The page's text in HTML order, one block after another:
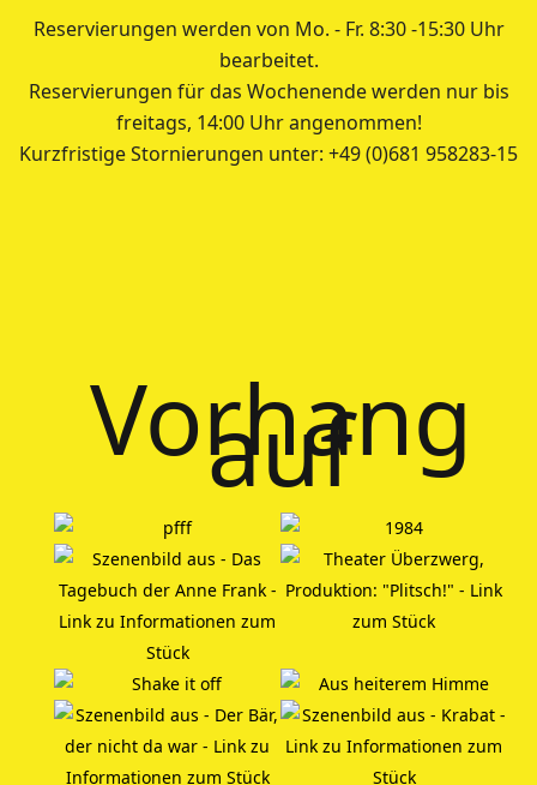
Reservierungen werden von Mo. - Fr. 8:30 -15:30 Uhr
bearbeitet.
Reservierungen für das Wochenende werden nur bis
freitags, 14:00 Uhr angenommen!
Kurzfristige Stornierungen unter: +49 (0)681 958283-15
Vorhang
auf